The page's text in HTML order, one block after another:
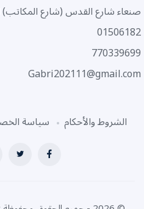
صنعاء شارع القدس (شارع المكاتب)
01506182
770339699
Gabri202111@gmail.com
الشروط والأحكام سياسة